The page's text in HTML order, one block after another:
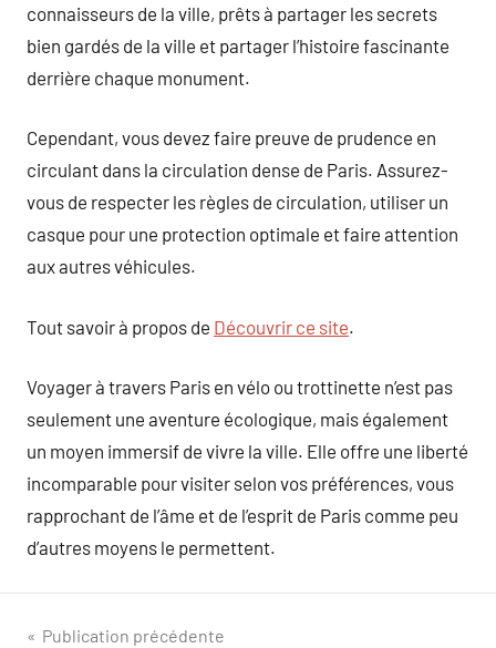
connaisseurs de la ville, prêts à partager les secrets
bien gardés de la ville et partager l’histoire fascinante
derrière chaque monument.
Cependant, vous devez faire preuve de prudence en
circulant dans la circulation dense de Paris. Assurez-
vous de respecter les règles de circulation, utiliser un
casque pour une protection optimale et faire attention
aux autres véhicules.
Tout savoir à propos de Découvrir ce site.
Voyager à travers Paris en vélo ou trottinette n’est pas
seulement une aventure écologique, mais également
un moyen immersif de vivre la ville. Elle offre une liberté
incomparable pour visiter selon vos préférences, vous
rapprochant de l’âme et de l’esprit de Paris comme peu
d’autres moyens le permettent.
Navigation
Publication précédente